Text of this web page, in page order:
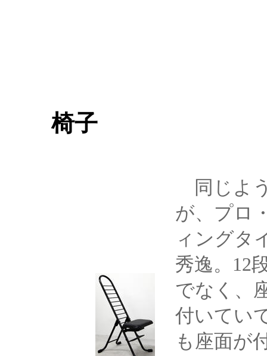
椅子
同じよ
が、プロ
ィングタ
秀逸。12
でなく、
付いてい
も座面が